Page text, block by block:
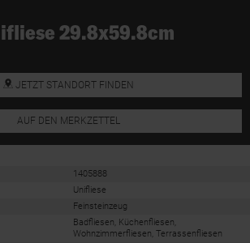
29.8x59.8cm
JETZT STANDORT FINDEN
AUF DEN MERKZETTEL
1405888
Unifliese
Feinsteinzeug
Badfliesen, Küchenfliesen,
Wohnzimmerfliesen, Terrassenfliesen